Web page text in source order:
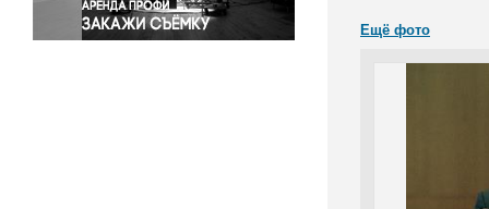
Ещё фото